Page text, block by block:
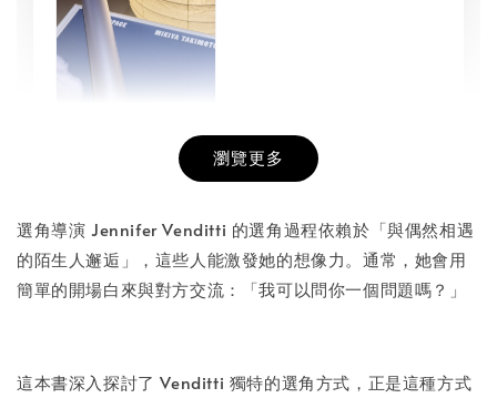
NT$ 50
NT$ 100
- +
瀏覽更多
選角導演 Jennifer Venditti 的選角過程依賴於「與偶然相遇
的陌生人邂逅」，這些人能激發她的想像力。通常，她會用
簡單的開場白來與對方交流：「我可以問你一個問題嗎？」
這本書深入探討了 Venditti 獨特的選角方式，正是這種方式